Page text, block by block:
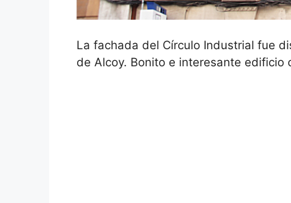
La fachada del Círculo Industrial fue
de Alcoy. Bonito e interesante edificio